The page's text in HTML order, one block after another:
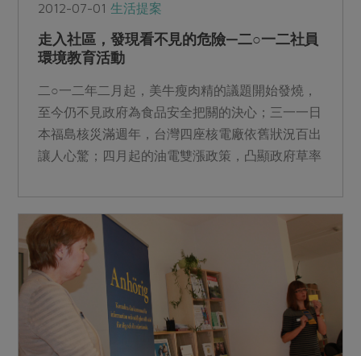
2012-07-01生活提案
走入社區，發現看不見的危險—二○一二社員
環境教育活動
二○一二年二月起，美牛瘦肉精的議題開始發燒，
至今仍不見政府為食品安全把關的決心；三一一日
本福島核災滿週年，台灣四座核電廠依舊狀況百出
讓人心驚；四月起的油電雙漲政策，凸顯政府草率